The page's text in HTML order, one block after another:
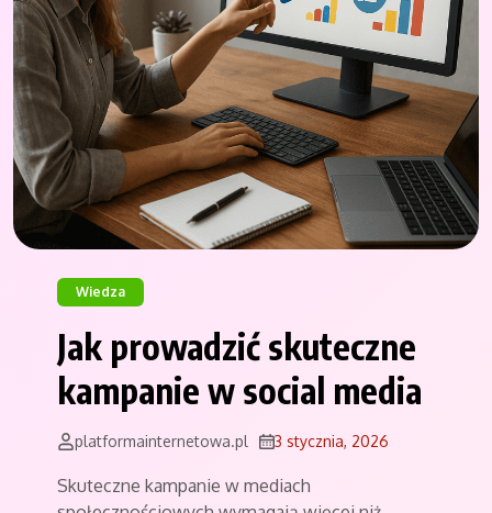
Wiedza
Jak prowadzić skuteczne
kampanie w social media
platformainternetowa.pl 3 stycznia, 2026
Skuteczne kampanie w mediach